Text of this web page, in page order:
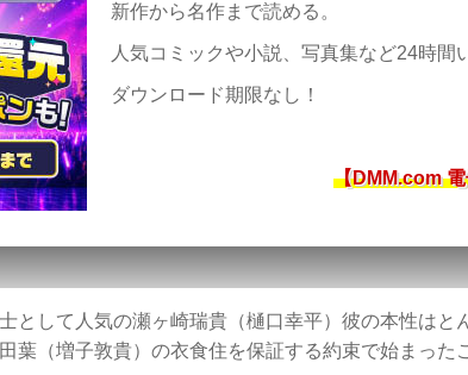
新作から名作まで読める。
人気コミックや小説、写真集など24時間
ダウンロード期限なし！
【DMM.com
として人気の瀬ヶ崎瑞貴（樋口幸平）彼の本性はと
葉（増子敦貴）の衣食住を保証する約束で始まった